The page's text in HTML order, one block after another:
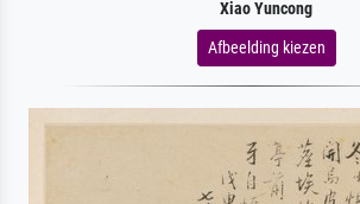
Xiao Yuncong
Afbeelding kiezen